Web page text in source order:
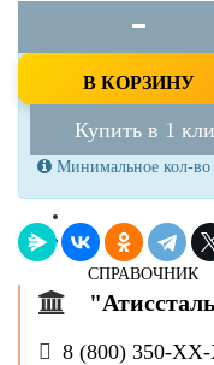
БРОНЗА
-
+-
СПРАВОЧНИК
В КОРЗИНУ
Купить в 1
Минимальное кол-во
8 (800) 350-